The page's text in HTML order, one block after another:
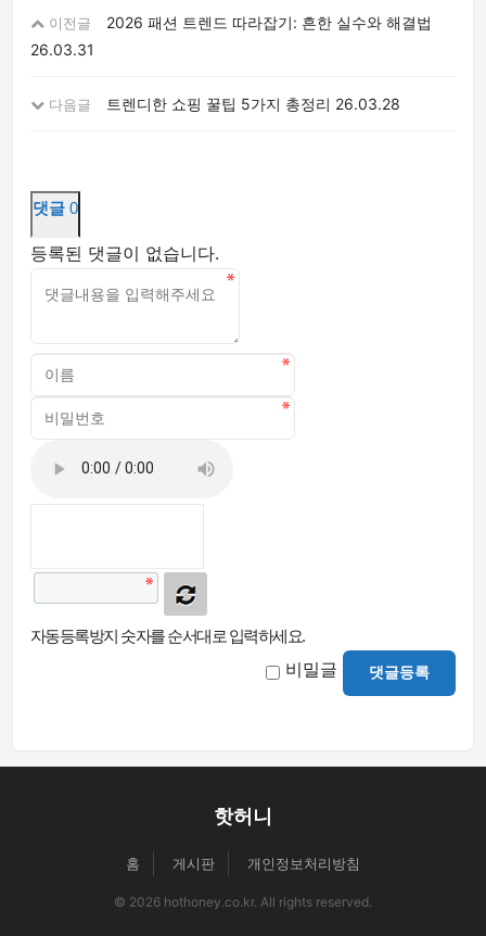
이전글
2026 패션 트렌드 따라잡기: 흔한 실수와 해결법
26.03.31
다음글 트렌디한 쇼핑 꿀팁 5가지 총정리 26.03.28
댓글 0
등록된 댓글이 없습니다.
자동등록방지 숫자를 순서대로 입력하세요.
비밀글 댓글등록
핫허니
홈 게시판 개인정보처리방침
© 2026 hothoney.co.kr. All rights reserved.